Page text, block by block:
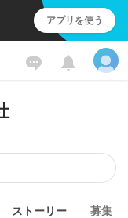
アプリを使う
ストーリー 募集